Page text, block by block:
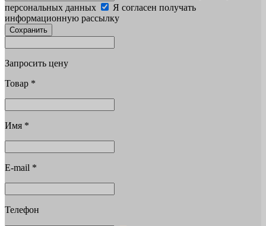
персональных данных
Я согласен получать
информационную рассылку
Сохранить
Запросить цену
Товар *
Имя *
E-mail *
Телефон